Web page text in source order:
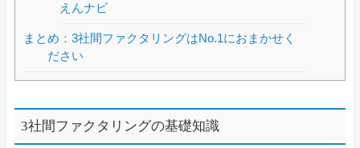
えんナビ
まとめ：3社間ファクタリングはNo.1におまかせく
ださい
3社間ファクタリングの基礎知識